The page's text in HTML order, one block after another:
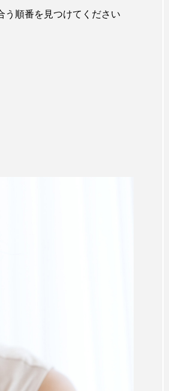
う順番を見つけてください